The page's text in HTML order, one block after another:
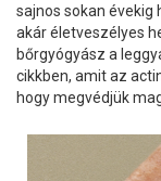
sajnos sokan évekig
akár életveszélyes
bőrgyógyász a
cikkben, amit az
hogy megvédjük